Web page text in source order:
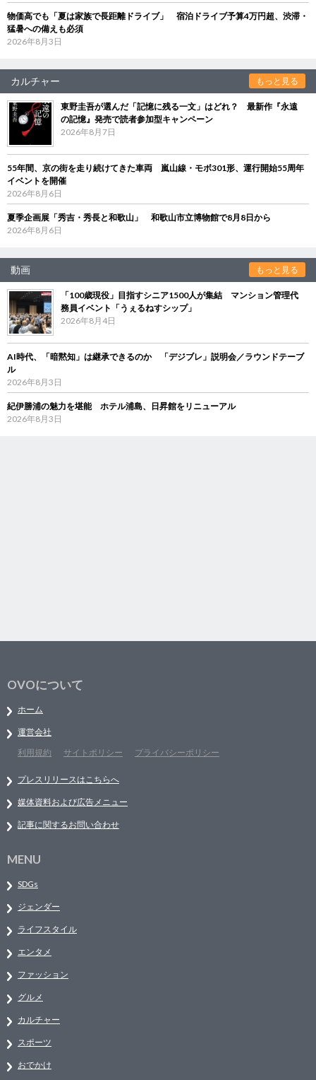
物価高でも「夏は家族で長距離ドライブ」 宿泊ドライブ予算4万円超、渋滞・
猛暑への備えも必須
2026年8月3日
カルチャー もっと見る
東野圭吾が選んだ「記憶に残る一文」はどれ？ 最新作『永遠
の記憶』発売で読者参加型キャンペーン
2026年8月7日
55年間、京の街を走り続けてきた車両 嵐山線・モボ301形、運行開始55周年
イベントを開催
2026年8月6日
夏季企画展「秀吉・秀長と和歌山」 和歌山市立博物館で8月8日から
2026年8月6日
動画 もっと見る
「100歳現役」目指すシニア1500人が集結 マンション管理代
務員イベント「うぇるねすシップ」
2026年8月4日
AI時代、「暗黙知」は継承できるのか 「デジブレ」説明会／ラウンドテーブ
ル
2026年8月3日
紀伊勝浦の魅力を堪能 ホテル浦島、日昇館をリニューアル
2026年8月3日
OVOについて
ホーム
運営会社
利用規約
サイトポリシー プライバシーポリシー
プレスリリースはこちらへ
媒体資料および広告メニュー
記事に関するお問い合わせ
MENU
SDGs
ジェンダー
ライフスタイル
エンタメ
ファッション
グルメ
カルチャー
スポーツ
おでかけ